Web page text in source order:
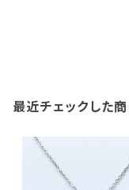
最近チェックした